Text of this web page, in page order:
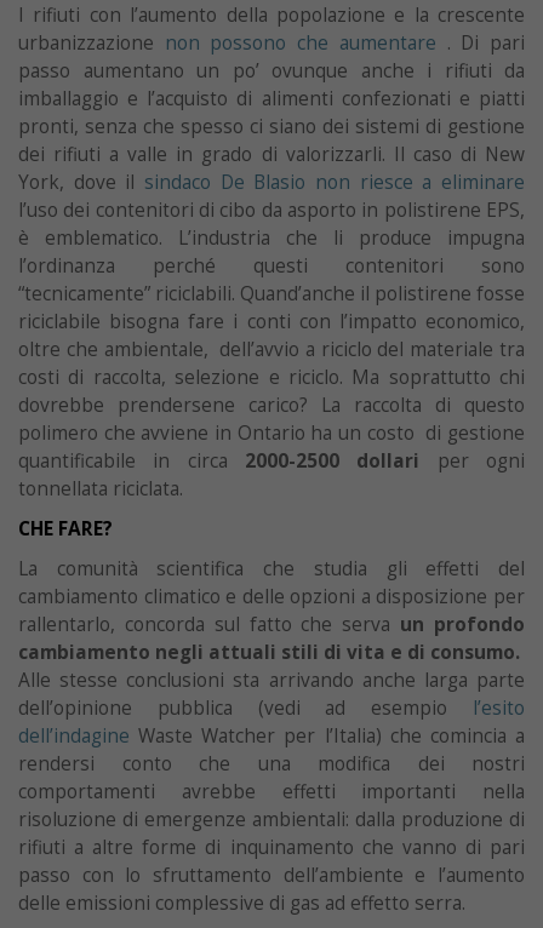
I rifiuti con l’aumento della popolazione e la crescente
urbanizzazione non possono che aumentare . Di pari
passo aumentano un po’ ovunque anche i rifiuti da
imballaggio e l’acquisto di alimenti confezionati e piatti
pronti, senza che spesso ci siano dei sistemi di gestione
dei rifiuti a valle in grado di valorizzarli. Il caso di New
York, dove il sindaco De Blasio non riesce a eliminare
l’uso dei contenitori di cibo da asporto in polistirene EPS,
è emblematico. L’industria che li produce impugna
l’ordinanza perché questi contenitori sono
“tecnicamente” riciclabili. Quand’anche il polistirene fosse
riciclabile bisogna fare i conti con l’impatto economico,
oltre che ambientale, dell’avvio a riciclo del materiale tra
costi di raccolta, selezione e riciclo. Ma soprattutto chi
dovrebbe prendersene carico? La raccolta di questo
polimero che avviene in Ontario ha un costo di gestione
quantificabile in circa 2000-2500 dollari
per ogni
tonnellata riciclata.
CHE FARE?
La comunità scientifica che studia gli effetti del
cambiamento climatico e delle opzioni a disposizione per
rallentarlo, concorda sul fatto che serva un profondo
cambiamento negli attuali stili di vita e di consumo.
Alle stesse conclusioni sta arrivando anche larga parte
dell’opinione pubblica (vedi ad esempio l’esito
dell’indagine Waste Watcher per l’Italia) che comincia a
rendersi conto che una modifica dei nostri
comportamenti avrebbe effetti importanti nella
risoluzione di emergenze ambientali: dalla produzione di
rifiuti a altre forme di inquinamento che vanno di pari
passo con lo sfruttamento dell’ambiente e l’aumento
delle emissioni complessive di gas ad effetto serra.